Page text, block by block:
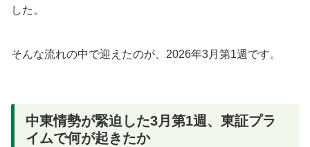
した。
そんな流れの中で迎えたのが、2026年3月第1週です。
中東情勢が緊迫した3月第1週、東証プラ
イムで何が起きたか